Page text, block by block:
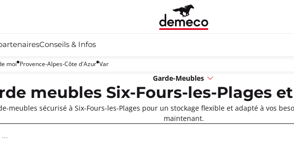
Conseils & Infos
moi Provence-Alpes-Côte d'Azur Var
Garde-Meubles
meubles Six-Fours-les-Plages
meubles sécurisé à Six-Fours-les-Plages pour un stockage flexible et adapté à vos
maintenant.